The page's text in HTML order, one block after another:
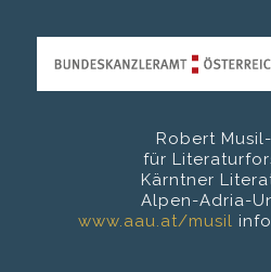
Robert
für
Kärntner
Alpen-Adria-
www.aau.at/musil